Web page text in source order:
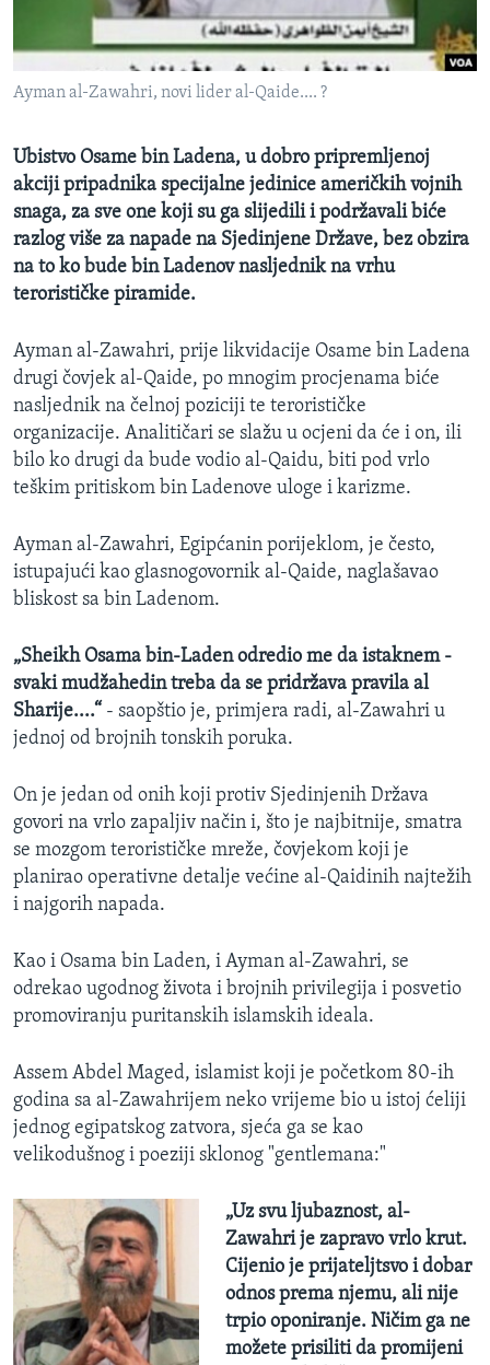
MAGAZIN
O GLASU AMERIKE
PRATITE NAS
Jezici
Ayman al-Zawahri, novi lider al-Qaide.... ?
Ubistvo Osame bin Ladena, u dobro pripremljenoj
akciji pripadnika specijalne jedinice američkih vojnih
snaga, za sve one koji su ga slijedili i podržavali biće
razlog više za napade na Sjedinjene Države, bez obzira
na to ko bude bin Ladenov nasljednik na vrhu
terorističke piramide.
Ayman al-Zawahri, prije likvidacije Osame bin Ladena
drugi čovjek al-Qaide, po mnogim procjenama biće
nasljednik na čelnoj poziciji te terorističke
organizacije. Analitičari se slažu u ocjeni da će i on, ili
bilo ko drugi da bude vodio al-Qaidu, biti pod vrlo
teškim pritiskom bin Ladenove uloge i karizme.
Ayman al-Zawahri, Egipćanin porijeklom, je često,
istupajući kao glasnogovornik al-Qaide, naglašavao
bliskost sa bin Ladenom.
„Sheikh Osama bin-Laden odredio me da istaknem -
svaki mudžahedin treba da se pridržava pravila al
Sharije....“ - saopštio je, primjera radi, al-Zawahri u
jednoj od brojnih tonskih poruka.
On je jedan od onih koji protiv Sjedinjenih Država
govori na vrlo zapaljiv način i, što je najbitnije, smatra
se mozgom terorističke mreže, čovjekom koji je
planirao operativne detalje većine al-Qaidinih najtežih
i najgorih napada.
Kao i Osama bin Laden, i Ayman al-Zawahri, se
odrekao ugodnog života i brojnih privilegija i posvetio
promoviranju puritanskih islamskih ideala.
Assem Abdel Maged, islamist koji je početkom 80-ih
godina sa al-Zawahrijem neko vrijeme bio u istoj ćeliji
jednog egipatskog zatvora, sjeća ga se kao
velikodušnog i poeziji sklonog "gentlemana:"
„Uz svu ljubaznost, al-
Zawahri je zapravo vrlo krut.
Cijenio je prijateljtsvo i dobar
odnos prema njemu, ali nije
trpio oponiranje. Ničim ga ne
možete prisiliti da promijeni